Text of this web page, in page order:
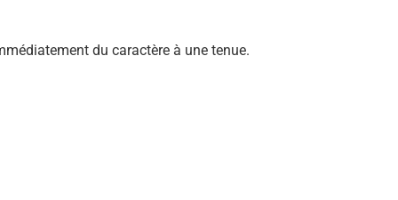
du caractère à une tenue.